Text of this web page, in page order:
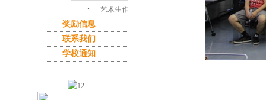
･ 艺术生作品集
奖励信息
联系我们
学校通知